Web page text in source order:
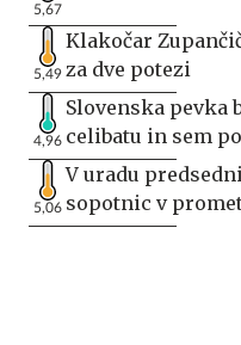
5,67
5,49
Klakočar
za dve potezi
4,96
Slovenska pevka
celibatu in sem
5,06
V uradu
sopotnic v